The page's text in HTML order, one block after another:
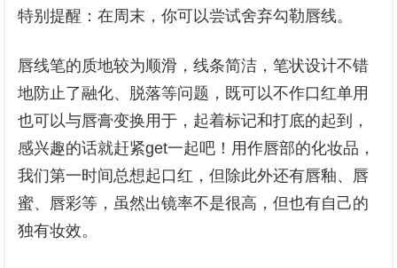
特别提醒：在周末，你可以尝试舍弃勾勒唇线。
唇线笔的质地较为顺滑，线条简洁，笔状设计不错
地防止了融化、脱落等问题，既可以不作口红单用
也可以与唇膏变换用于，起着标记和打底的起到，
感兴趣的话就赶紧get一起吧！用作唇部的化妆品，
我们第一时间总想起口红，但除此外还有唇釉、唇
蜜、唇彩等，虽然出镜率不是很高，但也有自己的
独有妆效。